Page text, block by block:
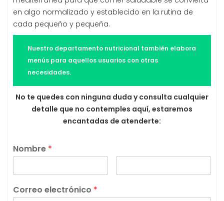
en algo normalizado y establecido en la rutina de
cada pequeño y pequeña.
Nuestro departamento nutricional también elabora
menús para aquellos usuarios con otras
necesidades.
No te quedes con ninguna duda y consulta cualquier
detalle que no contemples aquí, estaremos
encantadas de atenderte:
Nombre *
Correo electrónico *